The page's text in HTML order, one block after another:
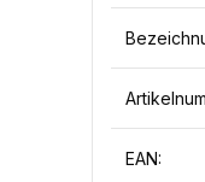
EAN: